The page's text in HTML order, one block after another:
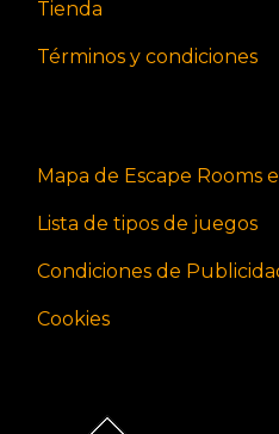
Tienda
Términos y condiciones
Mapa de Escape Rooms
Lista de tipos de juegos
Condiciones de
Cookies